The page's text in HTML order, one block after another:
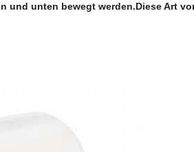
und unten bewegt werden.Diese Art